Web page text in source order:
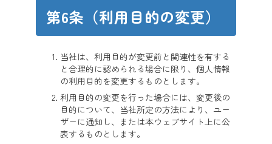
第6条（利用目的の変更）
当社は、利用目的が変更前と関連性を有する
と合理的に認められる場合に限り、個人情報
の利用目的を変更するものとします。
利用目的の変更を行った場合には、変更後の
目的について、当社所定の方法により、ユー
ザーに通知し、または本ウェブサイト上に公
表するものとします。